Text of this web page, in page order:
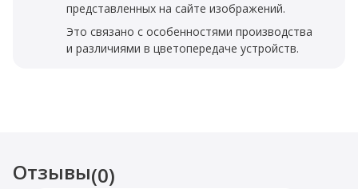
представленных на сайте изображений.
Это связано с особенностями производства
и различиями в цветопередаче устройств.
Отзывы(0)